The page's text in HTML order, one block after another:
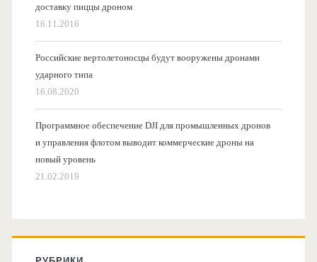
доставку пиццы дроном
16.11.2016
Российские вертолетоносцы будут вооружены дронами
ударного типа
16.08.2020
Программное обеспечение DJI для промышленных дронов
и управления флотом выводит коммерческие дроны на
новый уровень
21.02.2019